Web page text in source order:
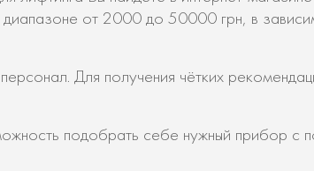
от 2000 до 50000 грн, в
Для получения чётких
подобрать себе нужный прибор с